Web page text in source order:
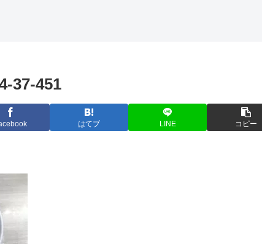
37-451
はてブ LINE コピー